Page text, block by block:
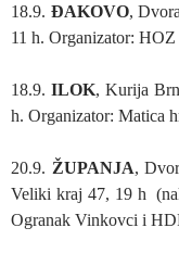
18.9. ĐAKOVO,
11 h. Organizator:
18.9.ILOK, Kurija
h. Organizator: Matica
20.9. ŽUPANJA,
Veliki kraj 47, 19 h
Ogranak Vinkovci i